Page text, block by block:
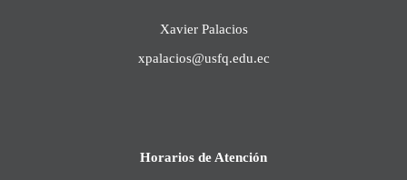
Xavier Palacios
xpalacios@usfq.edu.ec
Horarios de Atención